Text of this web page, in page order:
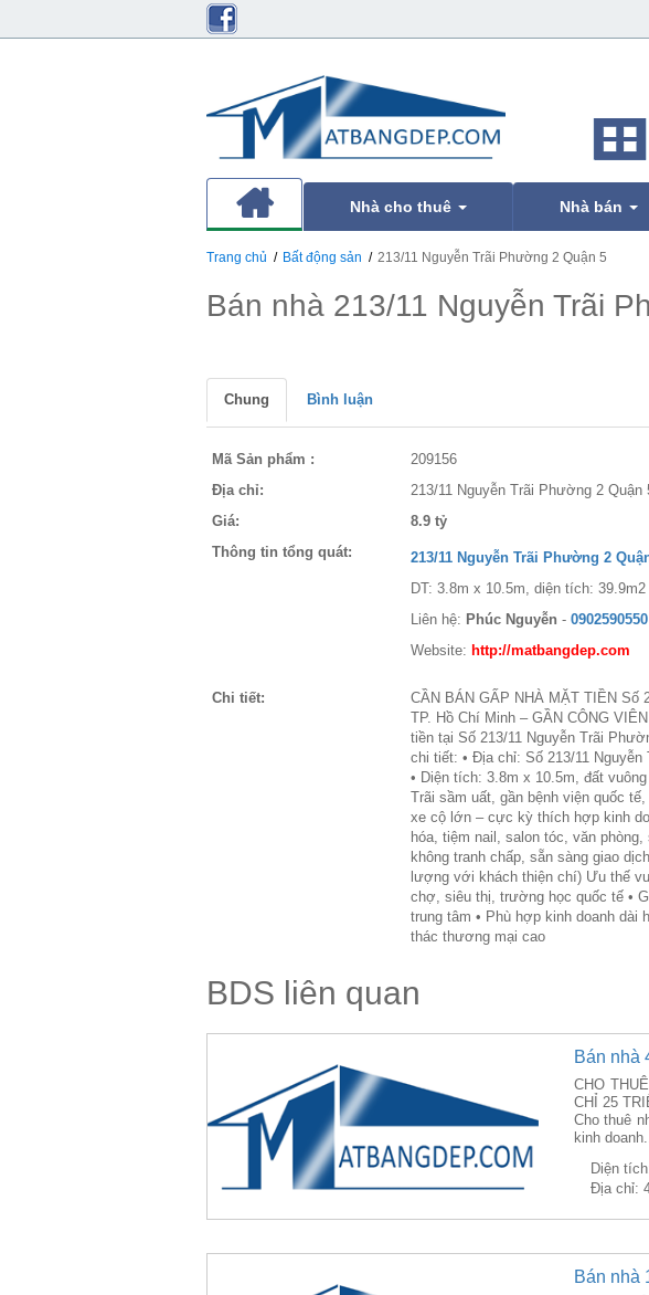
Nhà cho thuê Nhà bán
Trang chủ Bất động sản 213/11 Nguyễn Trãi Phường 2 Quận 5
Bán nhà 213/11 Nguyễn Trãi
Chung Bình luận
Mã Sản phẩm :
209156
Địa chỉ:
213/11 Nguyễn Trãi Phường 2 Quận
Giá:
8.9 tỷ
Thông tin tổng quát:
213/11 Nguyễn Trãi Phường 2
DT: 3.8m x 10.5m, diện tích:
Liên hệ: Phúc Nguyễn - 0902590550
Website: http://matbangdep.com
Chi tiết:
CẦN BÁN GẤP NHÀ MẶT TIỀN Số
TP. Hồ Chí Minh – GẦN CÔNG
tiền tại Số 213/11 Nguyễn Trãi
chi tiết: • Địa chỉ: Số 213/11
• Diện tích: 3.8m x 10.5m, đất
Trãi sầm uất, gần bệnh viện quốc
xe cộ lớn – cực kỳ thích hợp kinh
hóa, tiệm nail, salon tóc, văn
không tranh chấp, sẵn sàng giao
lượng với khách thiện chí) Ưu thế
chợ, siêu thị, trường học quốc tế •
trung tâm • Phù hợp kinh doanh dài
thác thương mại cao
BDS liên quan
Bán nhà
CHO
CHỈ 25
Cho thuê
kinh
Diện
Địa chỉ:
Bán nhà